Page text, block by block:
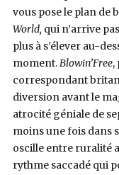
vous pose le plan de
World, qui n’arrive
plus à s’élever au-
moment.Blowin’Free,
correspondant
diversion avant le
atrocité géniale de
moins une fois dans
oscille entre ruralité
rythme saccadé qui